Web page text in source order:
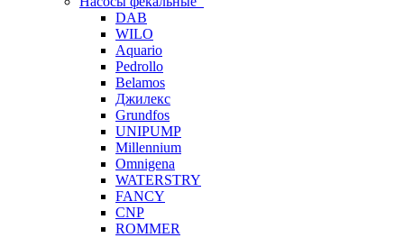
DAB
WILO
Aquario
Pedrollo
Belamos
Джилекс
Grundfos
UNIPUMP
Millennium
Omnigena
WATERSTRY
FANCY
CNP
ROMMER